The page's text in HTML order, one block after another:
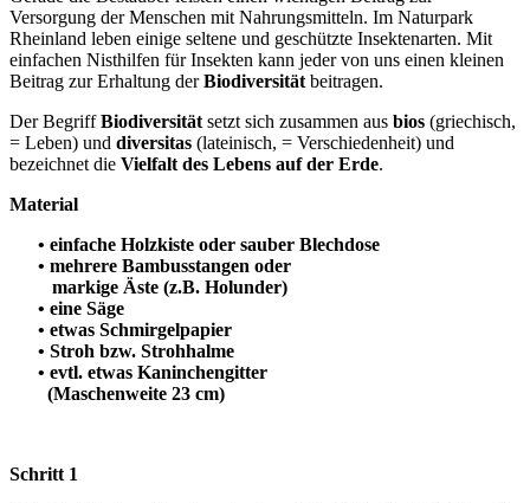
Versorgung der Menschen mit Nahrungsmitteln. Im Naturpark
Rheinland leben einige seltene und geschützte Insektenarten. Mit
einfachen Nisthilfen für Insekten kann jeder von uns einen kleinen
Beitrag zur Erhaltung derBiodiversität beitragen.
Der BegriffBiodiversität setzt sich zusammen aus bios (griechisch,
= Leben) und diversitas (lateinisch, = Verschiedenheit) und
bezeichnet die Vielfalt des Lebens auf der Erde.
Material
• einfache Holzkiste oder sauber Blechdose
• mehrere Bambusstangen oder
markige Äste (z.B. Holunder)
• eine Säge
• etwas Schmirgelpapier
• Stroh bzw. Strohhalme
• evtl. etwas Kaninchengitter
(Maschenweite 23 cm)
Schritt 1